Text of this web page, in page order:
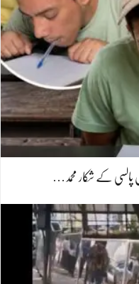
پالسی کے شکار محمد…